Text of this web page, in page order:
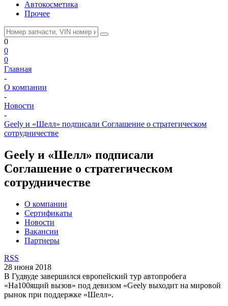
Автокосметика
Прочее
0
0
0
Главная
-
О компании
-
Новости
-
Geely и «Шелл» подписали Соглашение о стратегическом
сотрудничестве
Geely и «Шелл» подписали
Соглашение о стратегическом
сотрудничестве
О компании
Сертификаты
Новости
Вакансии
Партнеры
RSS
28 июня 2018
В Гудвуде завершился европейский тур автопробега
«На100ящий вызов» под девизом «Geely выходит на мировой
рынок при поддержке «Шелл».